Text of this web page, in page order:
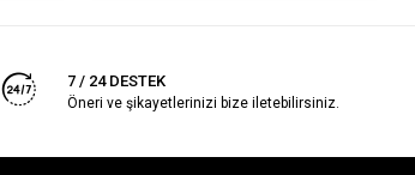
7 / 24 DESTEK
Öneri ve şikayetlerinizi bize iletebilirsiniz.